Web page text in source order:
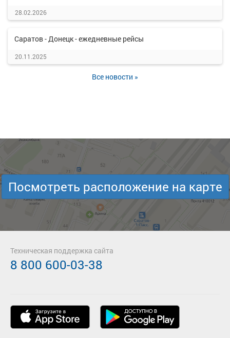
28.02.2026
Саратов - Донецк - ежедневные рейсы
20.11.2025
Все новости »
Посмотреть расположение на карте
Техническая поддержка сайта
8 800 600-03-38